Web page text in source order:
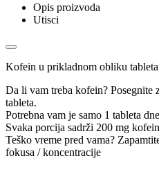
Opis proizvoda
Utisci
Kofein u prikladnom obliku tableta
Da li vam treba kofein?
tableta.
Potrebna vam je samo 1 tableta
Svaka porcija sadrži 200 mg
Teško vreme pred vama?
fokusa / koncentracije